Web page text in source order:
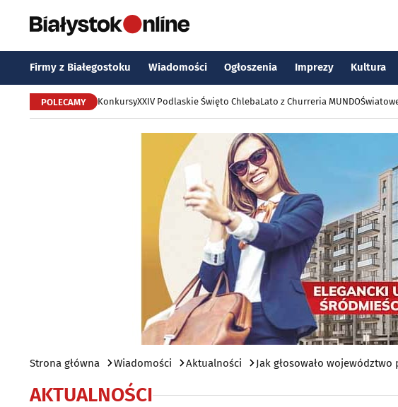
Firmy z Białegostoku Wiadomości Ogłoszenia Imprezy Kultura
POLECAMY KonkursyXXIV Podlaskie Święto ChlebaLato z Churreria MUNDO
Strona główna Wiadomości Aktualności Jak głosowało
AKTUALNOŚCI